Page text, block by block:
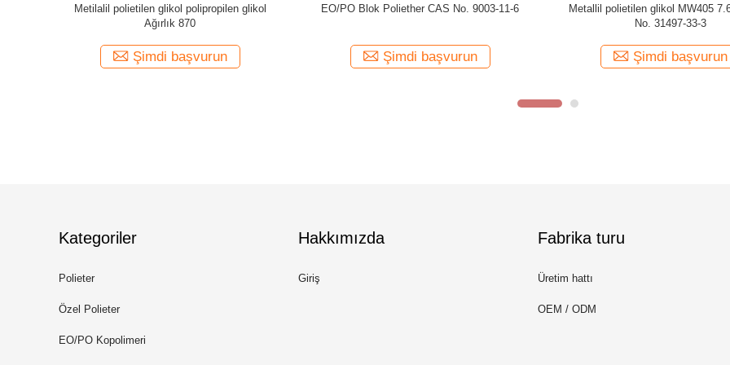
C16-18 Yağ Alkolü Polieter CAS No. 68002-96-
0
Şimdi başvurun
Izomerik Tridecanol PolyoxyethyleneEther
Şimdi başvurun
C12-14 Yağ Alkolü Polieter CAS No.
0
Şimdi başvurun
Kategoriler
Polieter
Özel Polieter
EO/PO Kopolimeri
Hakkımızda
Giriş
Fabrika turu
Üretim hattı
OEM / ODM